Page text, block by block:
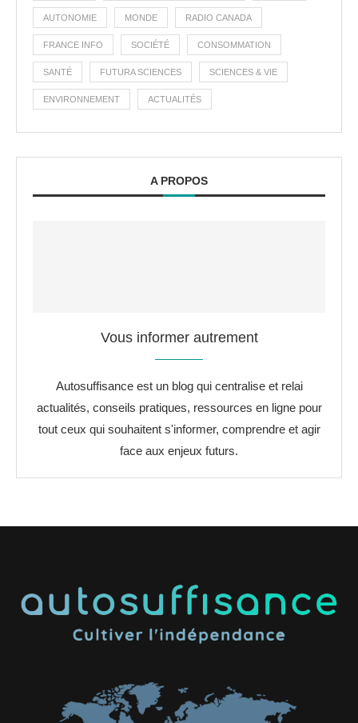
AUTONOMIE MONDE RADIO CANADA
FRANCE INFO SOCIÉTÉ CONSOMMATION
SANTÉ FUTURA SCIENCES SCIENCES & VIE
ENVIRONNEMENT ACTUALITÉS
A PROPOS
Vous informer autrement
Autosuffisance est un blog qui centralise et relai
actualités, conseils pratiques, ressources en ligne pour
tout ceux qui souhaitent s'informer, comprendre et agir
face aux enjeux futurs.